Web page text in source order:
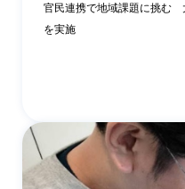
官民連携で地域課題に挑む
を実施